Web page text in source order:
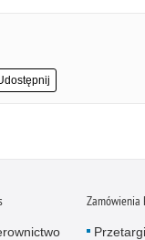
Zamówienia
Przetargi